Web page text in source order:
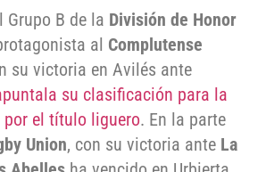
Grupo B de la División de Honor
al Complutense
su victoria en Avilés ante
su clasificación para la
el título liguero. En la parte
Union, con su victoria ante La